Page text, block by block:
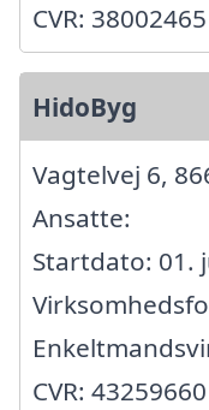
CVR: 38002465
HidoByg
Vagtelvej 6,
Ansatte:
Startdato: 01.
CVR: 43259660